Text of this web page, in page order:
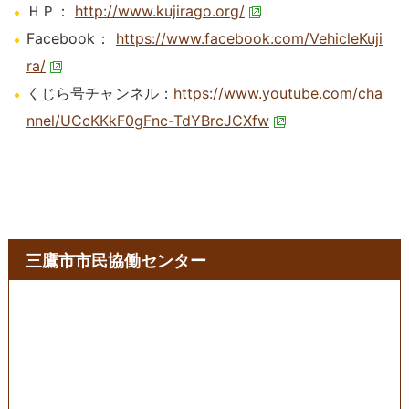
ＨＰ： http://www.kujirago.org/
Facebook： https://www.facebook.com/VehicleKuji
ra/
くじら号チャンネル： https://www.youtube.com/cha
nnel/UCcKKkF0gFnc-TdYBrcJCXfw
三鷹市市民協働センター